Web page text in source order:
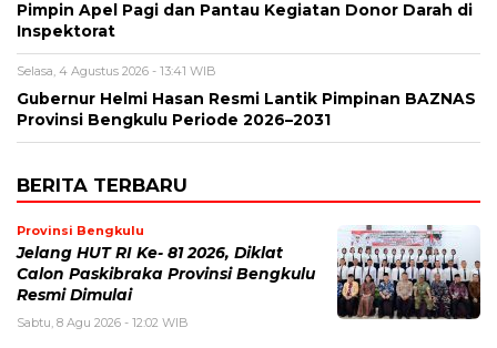
Pimpin Apel Pagi dan Pantau Kegiatan Donor Darah di
Inspektorat
Selasa, 4 Agustus 2026 - 13:41 WIB
Gubernur Helmi Hasan Resmi Lantik Pimpinan BAZNAS
Provinsi Bengkulu Periode 2026–2031
BERITA TERBARU
Provinsi Bengkulu
Jelang HUT RI Ke- 81 2026, Diklat
Calon Paskibraka Provinsi Bengkulu
Resmi Dimulai
Sabtu, 8 Agu 2026 - 12:02 WIB